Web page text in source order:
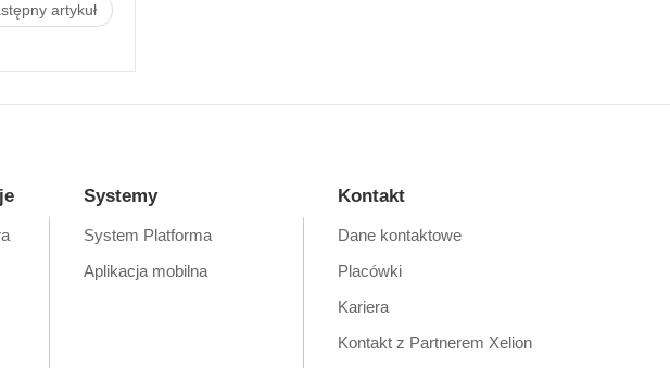
artykuł
Systemy
System Platforma
Aplikacja mobilna
Kontakt
Dane kontaktowe
Placówki
Kariera
Kontakt z Partnerem Xelion